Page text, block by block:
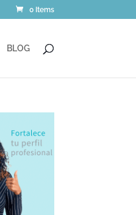
0 Items
BLOG